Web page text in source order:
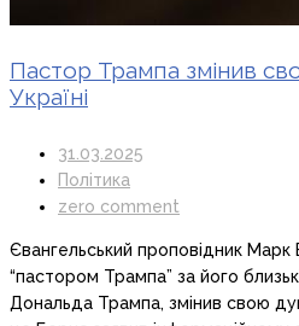
Пастор Трампа змінив
Україні
31.03.2025
Політика
zero comment
Євангельський проповідник Марк
“пастором Трампа” за його
Дональда Трампа, змінив свою